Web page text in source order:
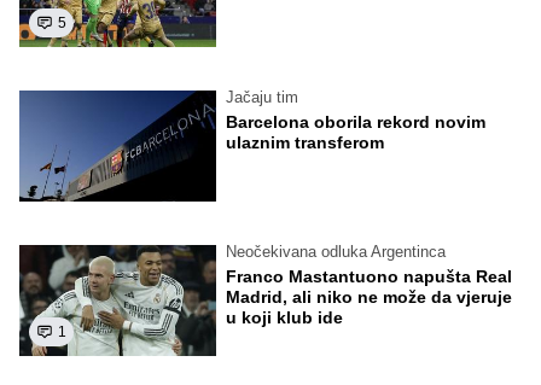
5
Jačaju tim
Barcelona oborila rekord novim
ulaznim transferom
1
Neočekivana odluka Argentinca
Franco Mastantuono napušta Real
Madrid, ali niko ne može da vjeruje
u koji klub ide